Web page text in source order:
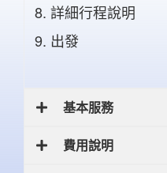
詳細行程說明
出發
基本服務
費用說明